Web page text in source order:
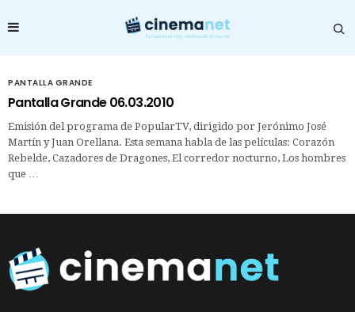
PANTALLA GRANDE
Pantalla Grande 06.03.2010
Emisión del programa de PopularTV, dirigido por Jerónimo José
Martín y Juan Orellana. Esta semana habla de las películas: Corazón
Rebelde, Cazadores de Dragones, El corredor nocturno, Los hombres
que …